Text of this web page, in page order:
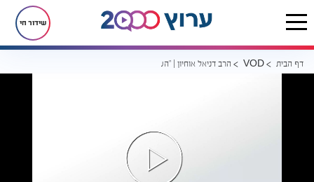
שידור חי
דף הבית VOD הרב דניאל אוחיון | "השיבנו השם" דברי חיזוק בעקבות הפיגועים